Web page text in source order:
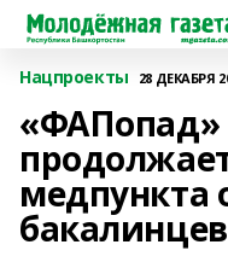
Нацпроекты 28 ДЕКАБРЯ
медпункта
бакалинцев